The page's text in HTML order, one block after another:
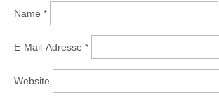
Name *
E-Mail-Adresse *
Website